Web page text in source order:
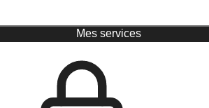
Mes services